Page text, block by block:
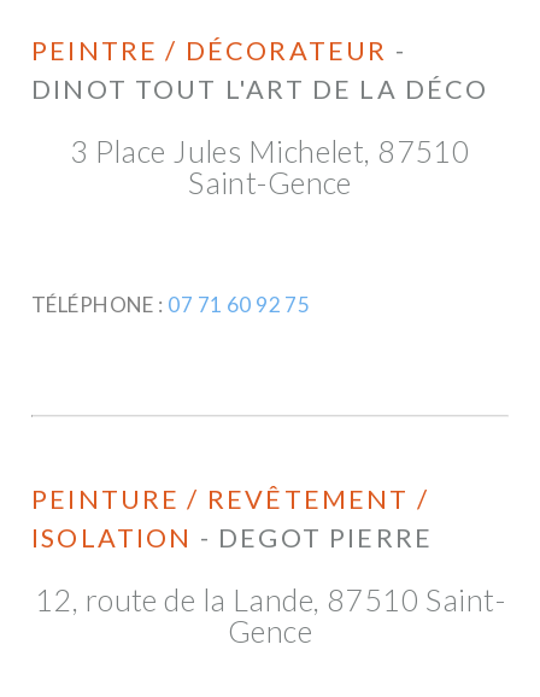
PEINTRE / DÉCORATEUR -
DINOT TOUT L'ART DE LA DÉCO
3 Place Jules Michelet, 87510
Saint-Gence
TÉLÉPHONE : 07 71 60 92 75
PEINTURE / REVÊTEMENT /
ISOLATION - DEGOT PIERRE
12, route de la Lande, 87510 Saint-
Gence